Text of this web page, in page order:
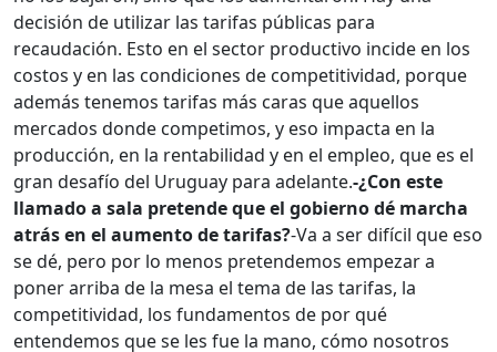
decisión de utilizar las tarifas públicas para
recaudación. Esto en el sector productivo incide en los
costos y en las condiciones de competitividad, porque
además tenemos tarifas más caras que aquellos
mercados donde competimos, y eso impacta en la
producción, en la rentabilidad y en el empleo, que es el
gran desafío del Uruguay para adelante.-¿Con este
llamado a sala pretende que el gobierno dé marcha
atrás en el aumento de tarifas?-Va a ser difícil que eso
se dé, pero por lo menos pretendemos empezar a
poner arriba de la mesa el tema de las tarifas, la
competitividad, los fundamentos de por qué
entendemos que se les fue la mano, cómo nosotros